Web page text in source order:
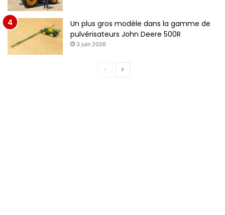
Un plus gros modèle dans la gamme de
pulvérisateurs John Deere 500R
3 juin 2026
Page
Page